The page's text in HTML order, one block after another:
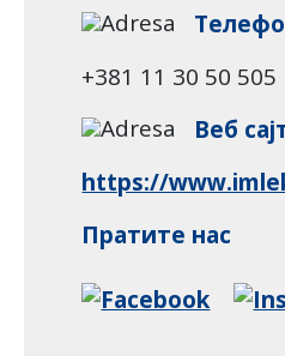
+381 11 30 50 505
Веб
https://
Пратите нас